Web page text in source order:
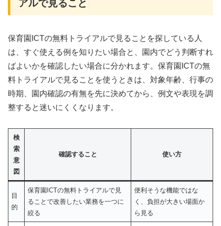
アルで見ること
保育園ICTの無料トライアルで見ることを探している人
は、すぐ使える例を知りたい場合と、園内でどう判断すれ
ばよいかを確認したい場合に分かれます。保育園ICTの無
料トライアルで見ることを使うときは、対象年齢、行事の
時期、園内確認の有無を先に決めてから、例文や表現を調
整すると迷いにくくなります。
検
索
意
図
確認すること 使い方
目
的
保育園ICTの無料トライアルで見
ることで改善したい業務を一つに
絞る
便利そうな機能ではな
く、負担が大きい場面か
ら見る